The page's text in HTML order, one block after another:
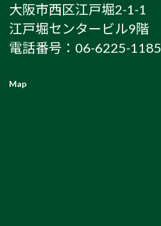
大阪市西区江戸堀2-1-1
江戸堀センタービル9階
電話番号：06-6225-1185
Map